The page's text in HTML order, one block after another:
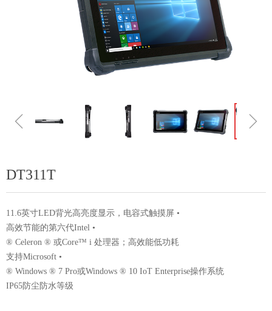
ꁆ ꁇ
DT311T
11.6英寸LED背光高亮度显示，电容式触摸屏 •
高效节能的第六代Intel •
® Celeron ® 或Core™ i 处理器；高效能低功耗
支持Microsoft •
® Windows ® 7 Pro或Windows ® 10 IoT Enterprise操作系统
IP65防尘防水等级